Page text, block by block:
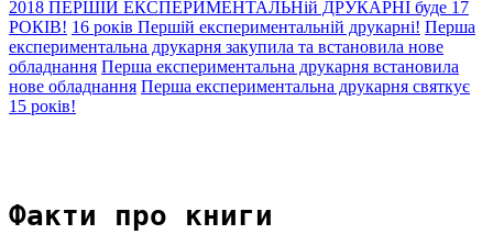
2018 ПЕРШІЙ ЕКСПЕРИМЕНТАЛЬНій ДРУКАРНІ буде 17
РОКІВ! 16 років Першій експериментальній друкарні! Перша
експериментальна друкарня закупила та встановила нове
обладнання Перша експериментальна друкарня встановила
нове обладнання Перша експериментальна друкарня святкує
15 років!
Факти про книги